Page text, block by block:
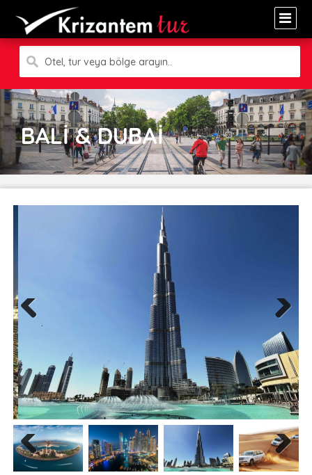
Otel, tur veya bölge arayın..
BALİ & DUBAİ
Previous Next
Previous Next